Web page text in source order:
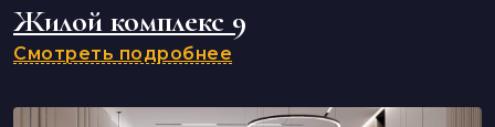
Жилой комплекс 9
Смотреть подробнее